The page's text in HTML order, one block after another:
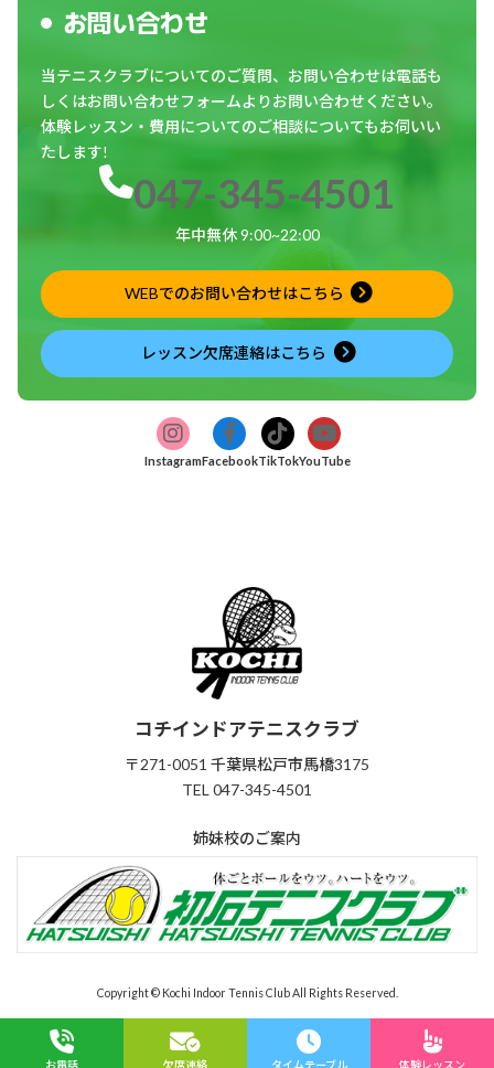
お問い合わせ
当テニスクラブについてのご質問、お問い合わせは電話も
しくはお問い合わせフォームよりお問い合わせください。
体験レッスン・費用についてのご相談についてもお伺いい
たします!
047-345-4501
年中無休 9:00~22:00
WEBでのお問い合わせはこちら
レッスン欠席連絡はこちら
ア
イ
コ
ン
Instagram
グ
ー
ア
イ
コ
ン
Facebook
グ
ル
ー
ア
イ
コ
ン
TikTok
グ
ル
ー
ア
イ
コ
ン
YouTube
グ
ル
ー
コチインドアテニスクラブ
〒271-0051 千葉県松戸市馬橋3175
TEL 047-345-4501
姉妹校のご案内
Copyright © Kochi Indoor Tennis Club All Rights Reserved.
お電話 欠席連絡 タイムテーブル 体験レッスン